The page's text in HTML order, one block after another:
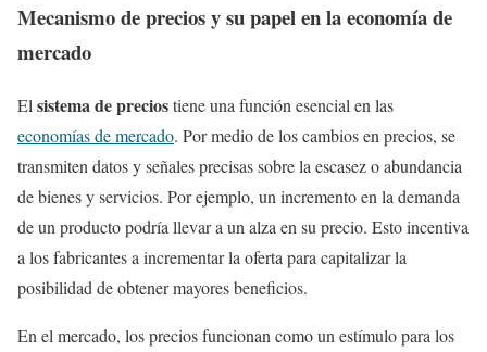
Mecanismo de precios y su papel en la economía de
mercado
El sistema de preciostiene una función esencial en las
economías de mercado. Por medio de los cambios en precios, se
transmiten datos y señales precisas sobre la escasez o abundancia
de bienes y servicios. Por ejemplo, un incremento en la demanda
de un producto podría llevar a un alza en su precio. Esto incentiva
a los fabricantes a incrementar la oferta para capitalizar la
posibilidad de obtener mayores beneficios.
En el mercado, los precios funcionan como un estímulo para los